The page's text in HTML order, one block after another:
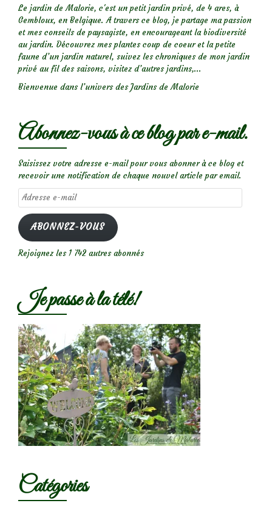
Le jardin de Malorie, c'est un petit jardin privé, de 4 ares, à
Gembloux, en Belgique. A travers ce blog, je partage ma passion
et mes conseils de paysagiste, en encourageant la biodiversité
au jardin. Découvrez mes plantes coup de coeur et la petite
faune d’un jardin naturel, suivez les chroniques de mon jardin
privé au fil des saisons, visitez d’autres jardins,...
Bienvenue dans l’univers des Jardins de Malorie
Abonnez-vous à ce blog par e-mail.
Saisissez votre adresse e-mail pour vous abonner à ce blog et
recevoir une notification de chaque nouvel article par email.
Adresse
e-
mail
ABONNEZ-VOUS
Rejoignez les 1 742 autres abonnés
Je passe à la télé!
Catégories